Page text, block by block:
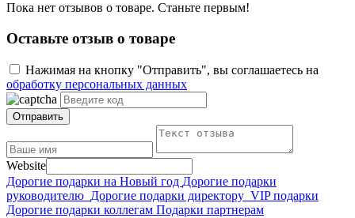
Пока нет отзывов о товаре. Станьте первым!
Оставьте отзыв о товаре
Нажимая на кнопку "Отправить", вы соглашаетесь на
обработку персональных данных
Отправить
Website
Дорогие подарки на Новый год Дорогие подарки
руководителю Дорогие подарки директору VIP подарки
Дорогие подарки коллегам Подарки партнерам